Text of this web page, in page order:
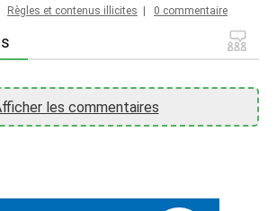
Règles et contenus illicites 0 commentaire
les commentaires